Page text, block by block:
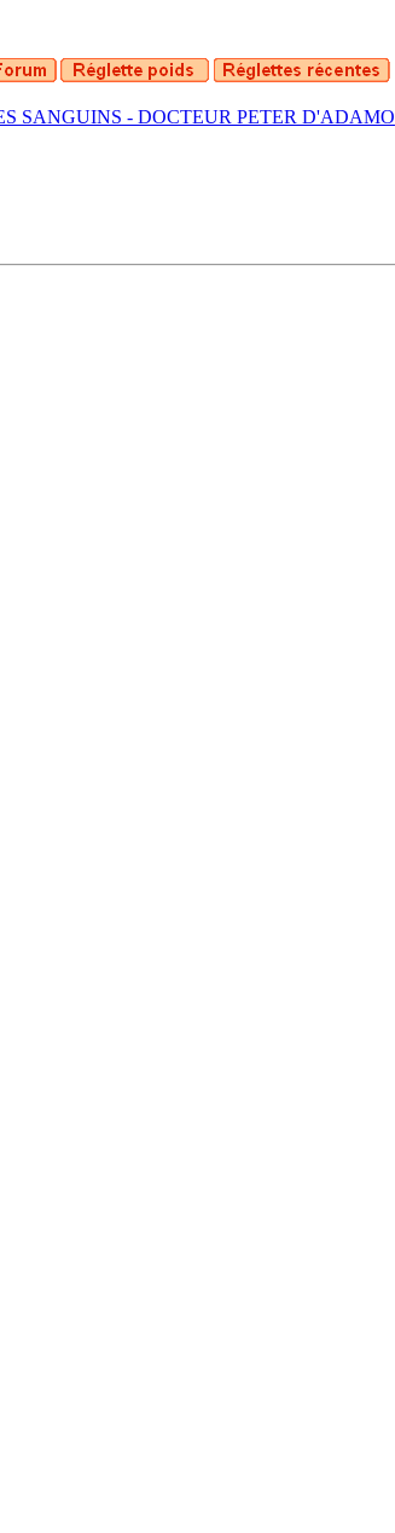
SANGUINS - DOCTEUR PETER D'ADAMO